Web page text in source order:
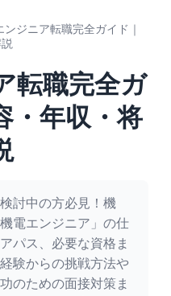
ンジニア転職完全ガイド｜
転職完全ガ
・年収・将
討中の方必見！機
電エンジニア」の仕
パス、必要な資格ま
験からの挑戦方法や
のための面接対策ま